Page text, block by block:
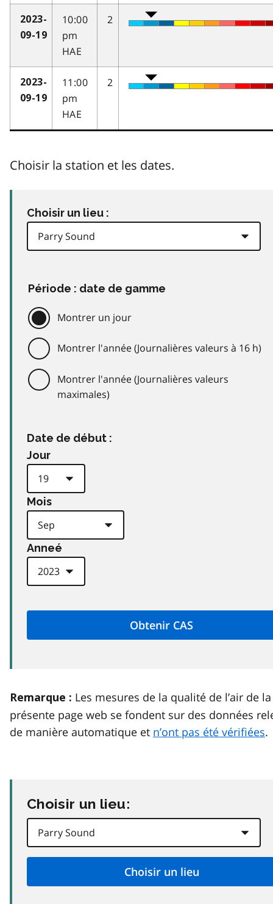
2023-
09-19
10:00
pm
HAE
2
2023-
09-19
11:00
pm
HAE
2
Choisir la station et les dates.
Choisir un lieu :
Période : date de gamme
Montrer un jour
Montrer l'année (Journalières valeurs à 16 h)
Montrer l'année (Journalières valeurs
maximales)
Date de début :
Jour
Mois
Anneé
Remarque : Les mesures de la qualité de l’air de la
présente page web se fondent sur des données
de manière automatique et n’ont pas été vérifiées.
Choisir un lieu: